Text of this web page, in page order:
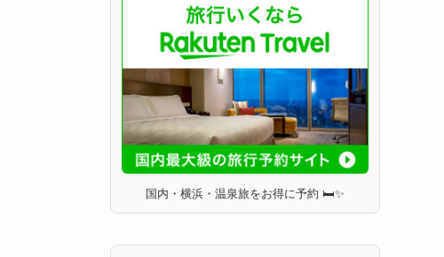
国内・横浜・温泉旅をお得に予約 🛏✨